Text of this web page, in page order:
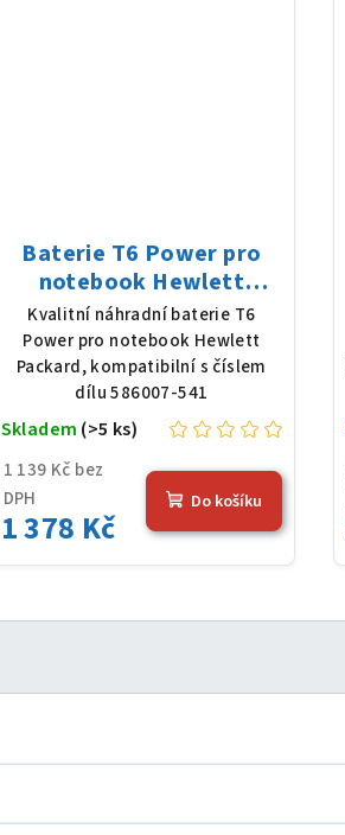
Baterie T6 Power pro
notebook Hewlett
Packard 586007-541, Li-
Ion, 10,8 V, 5200 mAh (56
Wh), černá
Kvalitní náhradní baterie T6
Power pro notebook Hewlett
Packard, kompatibilní s číslem
dílu 586007-541
1 139 Kč bez
DPH
1 378 Kč
Skladem (>5 ks)
Do košíku